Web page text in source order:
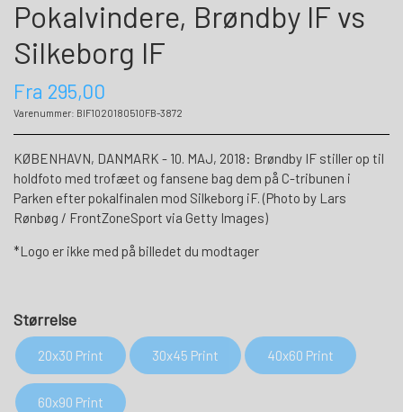
Pokalvindere, Brøndby IF vs
Silkeborg IF
Fra 295,00
Varenummer: BIF1020180510FB-3872
KØBENHAVN, DANMARK - 10. MAJ, 2018: Brøndby IF stiller op til
holdfoto med trofæet og fansene bag dem på C-tribunen i
Parken efter pokalfinalen mod Silkeborg iF. (Photo by Lars
Rønbøg / FrontZoneSport via Getty Images)
*Logo er ikke med på billedet du modtager
Størrelse
20x30 Print 30x45 Print 40x60 Print
60x90 Print